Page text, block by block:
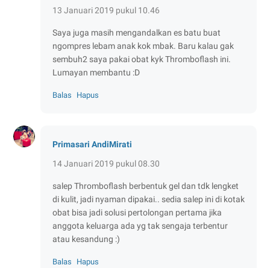
13 Januari 2019 pukul 10.46
Saya juga masih mengandalkan es batu buat
ngompres lebam anak kok mbak. Baru kalau gak
sembuh2 saya pakai obat kyk Thromboflash ini.
Lumayan membantu :D
Balas Hapus
Primasari AndiMirati
14 Januari 2019 pukul 08.30
salep Thromboflash berbentuk gel dan tdk lengket
di kulit, jadi nyaman dipakai.. sedia salep ini di kotak
obat bisa jadi solusi pertolongan pertama jika
anggota keluarga ada yg tak sengaja terbentur
atau kesandung :)
Balas Hapus